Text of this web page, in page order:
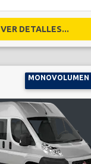
VER DETALLES...
MONOVOLUMEN